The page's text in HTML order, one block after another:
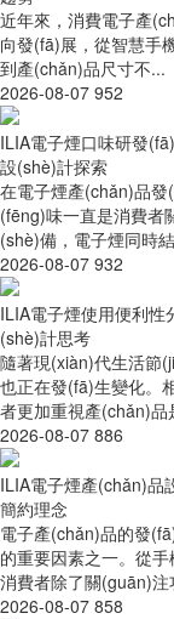
近年來，消費電子產
向發(fā)展，從智慧手
到產(chǎn)品尺寸不...
2026-08-07 952
ILIA電子煙口味研發
設(shè)計探索
在電子煙產(chǎn)品
(fēng)味一直是消費者
(shè)備，電子煙同時
2026-08-07 932
ILIA電子煙使用便利
(shè)計思考
隨著現(xiàn)代生活節
也正在發(fā)生變化。
者更加重視產(chǎn)品
2026-08-07 886
ILIA電子煙產(chǎn)
簡約理念
電子產(chǎn)品的發
的重要因素之一。從
消費者除了關(guān)注
2026-08-07 858